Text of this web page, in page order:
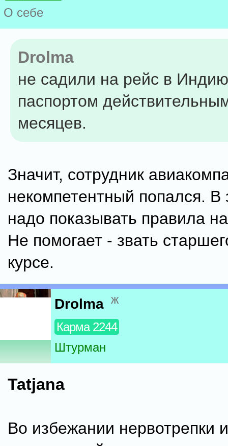
О себе
Drolma
не садили на рейс в
паспортом
месяцев.
Значит, сотрудник
некомпетентный попался. В
надо показывать правила
Не помогает - звать
курсе.
Drolma ж
Карма 2244
Штурман
Tatjana
Во избежании нервотрепки и